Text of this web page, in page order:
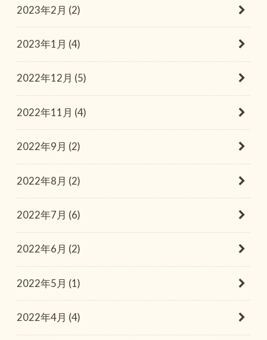
2023年2月 (2)
2023年1月 (4)
2022年12月 (5)
2022年11月 (4)
2022年9月 (2)
2022年8月 (2)
2022年7月 (6)
2022年6月 (2)
2022年5月 (1)
2022年4月 (4)